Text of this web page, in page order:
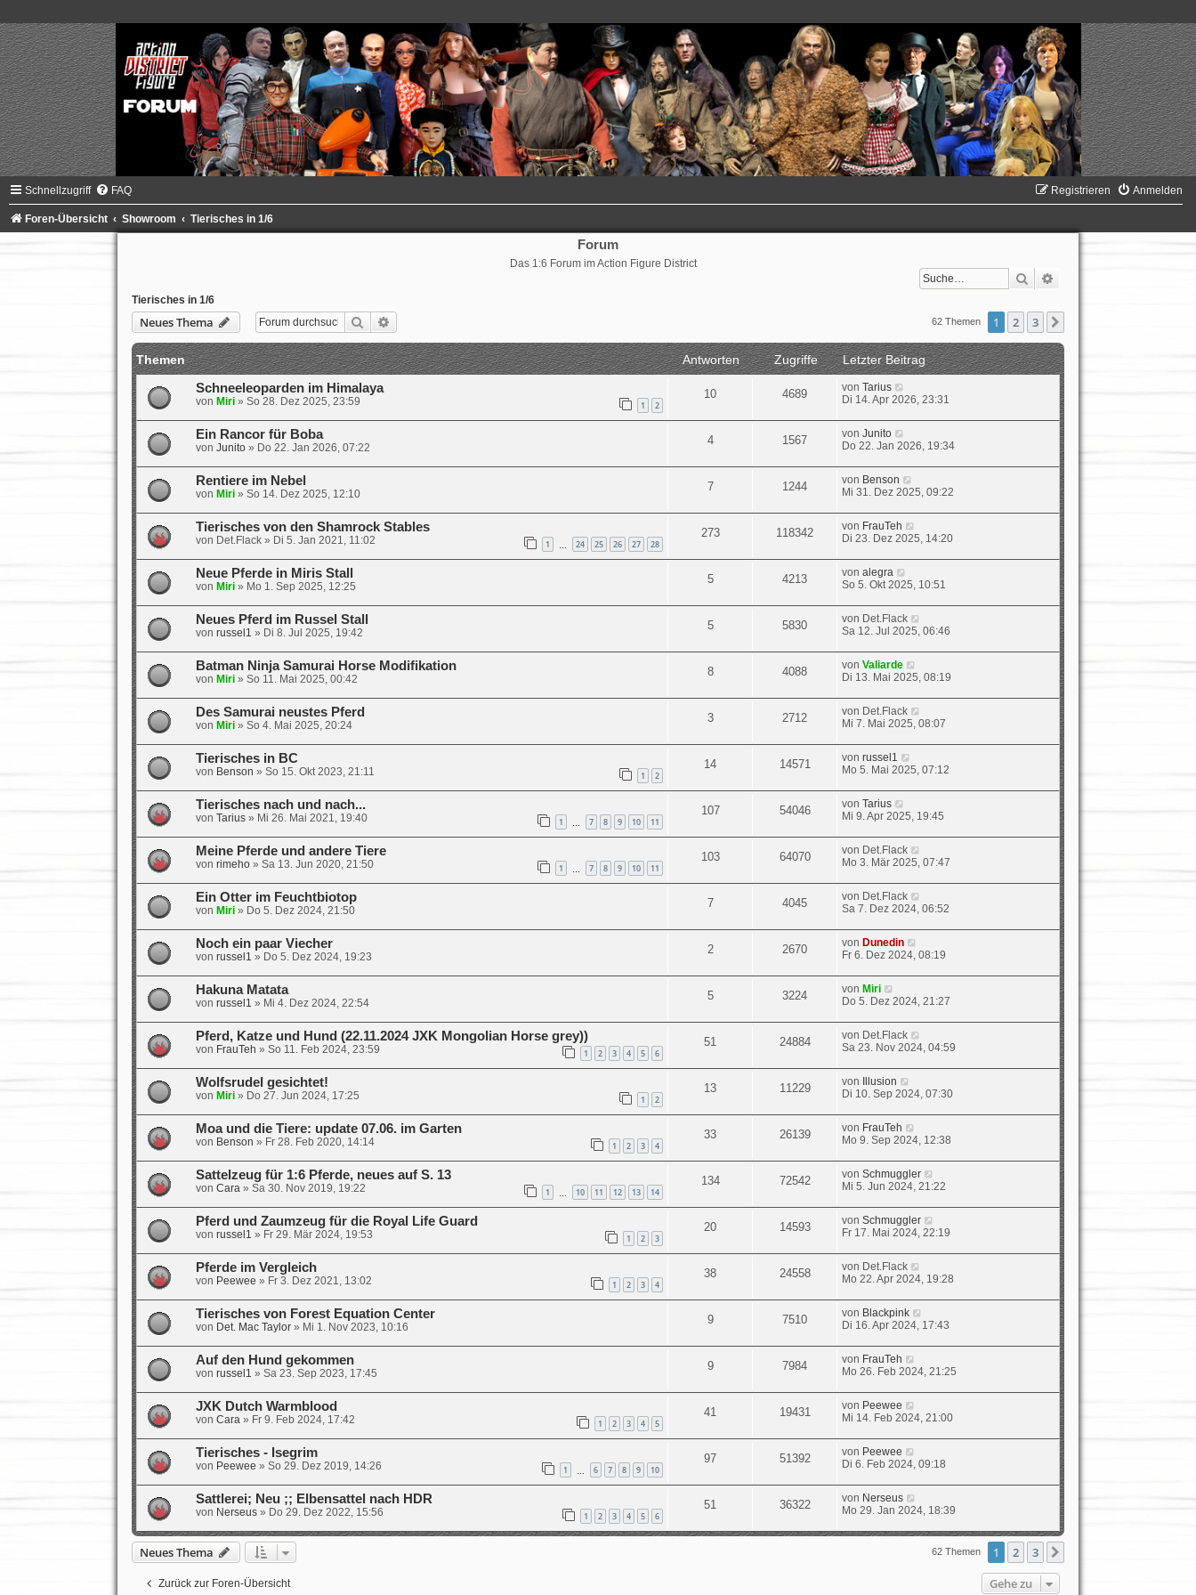
Schnellzugriff FAQ Anmelden
Registrieren
Foren-Übersicht Showroom Tierisches in 1/6
Forum
Das 1:6 Forum im Action Figure District
Suche
Tierisches in 1/6
Neues Thema Suche 62 Themen 1 2 3
Themen Antworten Zugriffe
Letzter Beitrag
Schneeleoparden im Himalaya
von Miri» So 28. Dez 2025, 23:59 1 2
10 4689 vonTarius
Di 14. Apr 2026, 23:31
Ein Rancor für Boba
von Junito» Do 22. Jan 2026, 07:22
4 1567 vonJunito
Do 22. Jan 2026, 19:34
Rentiere im Nebel
von Miri» So 14. Dez 2025, 12:10
7 1244 von Benson
Mi 31. Dez 2025, 09:22
Tierisches von den Shamrock Stables
von Det.Flack» Di 5. Jan 2021, 11:02 1 24 25 26 27 28
273 118342 von FrauTeh
Di 23. Dez 2025, 14:20
Neue Pferde in Miris Stall
von Miri» Mo 1. Sep 2025, 12:25
5 4213 vonalegra
So 5. Okt 2025, 10:51
Neues Pferd im Russel Stall
von russel1 » Di 8. Jul 2025, 19:42
5 5830 von Det.Flack
Sa 12. Jul 2025, 06:46
Batman Ninja Samurai Horse Modifikation
von Miri» So 11. Mai 2025, 00:42
8 4088 vonValiarde
Di 13. Mai 2025, 08:19
Des Samurai neustes Pferd
von Miri» So 4. Mai 2025, 20:24
3 2712 von Det.Flack
Mi 7. Mai 2025, 08:07
Tierisches in BC
von Benson » So 15. Okt 2023, 21:11 1 2
14 14571 vonrussel1
Mo 5. Mai 2025, 07:12
Tierisches nach und nach...
von Tarius» Mi 26. Mai 2021, 19:40 1 7 8 9 10 11
107 54046 vonTarius
Mi 9. Apr 2025, 19:45
Meine Pferde und andere Tiere
von rimeho» Sa 13. Jun 2020, 21:50 1 7 8 9 10 11
103 64070 von Det.Flack
Mo 3. Mär 2025, 07:47
Ein Otter im Feuchtbiotop
von Miri» Do 5. Dez 2024, 21:50
7 4045 von Det.Flack
Sa 7. Dez 2024, 06:52
Noch ein paar Viecher
von russel1 » Do 5. Dez 2024, 19:23
2 2670 vonDunedin
Fr 6. Dez 2024, 08:19
Hakuna Matata
von russel1 » Mi 4. Dez 2024, 22:54
5 3224 vonMiri
Do 5. Dez 2024, 21:27
Pferd, Katze und Hund (22.11.2024 JXK Mongolian Horse grey))
von FrauTeh » So 11. Feb 2024, 23:59 1 2 3 4 5 6
51 24884 von Det.Flack
Sa 23. Nov 2024, 04:59
Wolfsrudel gesichtet!
von Miri» Do 27. Jun 2024, 17:25 1 2
13 11229 von Illusion
Di 10. Sep 2024, 07:30
Moa und die Tiere: update 07.06. im Garten
von Benson » Fr 28. Feb 2020, 14:14 1 2 3 4
33 26139 von FrauTeh
Mo 9. Sep 2024, 12:38
Sattelzeug für 1:6 Pferde, neues auf S. 13
von Cara » Sa 30. Nov 2019, 19:22 1 10 11 12 13 14
134 72542 vonSchmuggler
Mi 5. Jun 2024, 21:22
Pferd und Zaumzeug für die Royal Life Guard
von russel1 » Fr 29. Mär 2024, 19:53 1 2 3
20 14593 vonSchmuggler
Fr 17. Mai 2024, 22:19
Pferde im Vergleich
von Peewee » Fr 3. Dez 2021, 13:02 1 2 3 4
38 24558 von Det.Flack
Mo 22. Apr 2024, 19:28
Tierisches von Forest Equation Center
von Det. Mac Taylor» Mi 1. Nov 2023, 10:16
9 7510 von Blackpink
Di 16. Apr 2024, 17:43
Auf den Hund gekommen
von russel1 » Sa 23. Sep 2023, 17:45
9 7984 von FrauTeh
Mo 26. Feb 2024, 21:25
JXK Dutch Warmblood
von Cara » Fr 9. Feb 2024, 17:42 1 2 3 4 5
41 19431 von Peewee
Mi 14. Feb 2024, 21:00
Tierisches - Isegrim
von Peewee » So 29. Dez 2019, 14:26 1 6 7 8 9 10
97 51392 von Peewee
Di 6. Feb 2024, 09:18
Sattlerei; Neu ;; Elbensattel nach HDR
von Nerseus» Do 29. Dez 2022, 15:56 1 2 3 4 5 6
51 36322 von Nerseus
Mo 29. Jan 2024, 18:39
Neues Thema 62 Themen 1 2 3
Zurück zur Foren-Übersicht Gehe zu